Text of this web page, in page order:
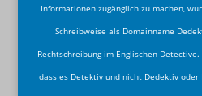
Informationen zugänglich zu machen,
Schreibweise als Domainname
Rechtschreibung im Englischen
dass es Detektiv und nicht Dedektiv